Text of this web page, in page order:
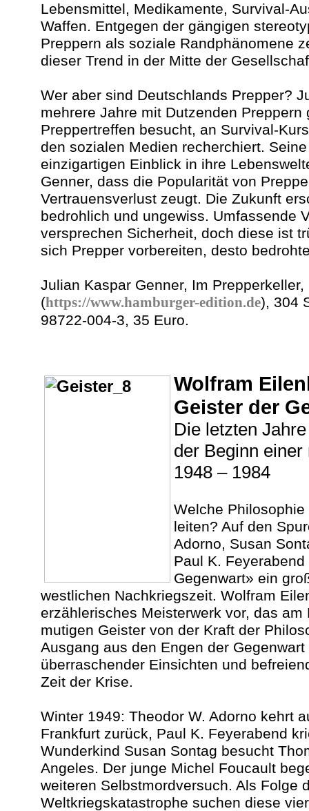
Lebensmittel, Medikamente, Survival-
Waffen. Entgegen der gängigen
Preppern als soziale Randphänomene
dieser Trend in der Mitte der
Wer aber sind Deutschlands Prepper?
mehrere Jahre mit Dutzenden Preppern
Preppertreffen besucht, an Survival-
den sozialen Medien recherchiert.
einzigartigen Einblick in ihre
Genner, dass die Popularität von
Vertrauensverlust zeugt. Die Zukunft
bedrohlich und ungewiss. Umfassende
versprechen Sicherheit, doch diese ist
sich Prepper vorbereiten, desto
Julian Kaspar Genner, Im
(https://www.hamburger-edition.de), 304
98722-004-3, 35 Euro.
Wolfram
Geister der
Die letzten
der Beginn
1948 – 1984
Welche
leiten? Auf den
Adorno, Susan
Paul K.
Gegenwart» ein
westlichen Nachkriegszeit. Wolfram
erzählerisches Meisterwerk vor, das am
mutigen Geister von der Kraft der
Ausgang aus den Engen der
überraschender Einsichten und
Zeit der Krise.
Winter 1949: Theodor W. Adorno kehrt
Frankfurt zurück, Paul K. Feyerabend
Wunderkind Susan Sontag besucht
Angeles. Der junge Michel Foucault
weiteren Selbstmordversuch. Als Folge
Weltkriegskatastrophe suchen diese